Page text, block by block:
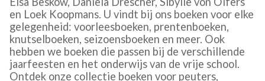
en Loek Koopmans. U vindt bij ons boeken voor elke
gelegenheid: voorleesboeken, prentenboeken,
knutselboeken, seizoensboeken en meer. Ook
hebben we boeken die passen bij de verschillende
jaarfeesten en het onderwijs van de vrije school.
Ontdek onze collectie boeken voor peuters,